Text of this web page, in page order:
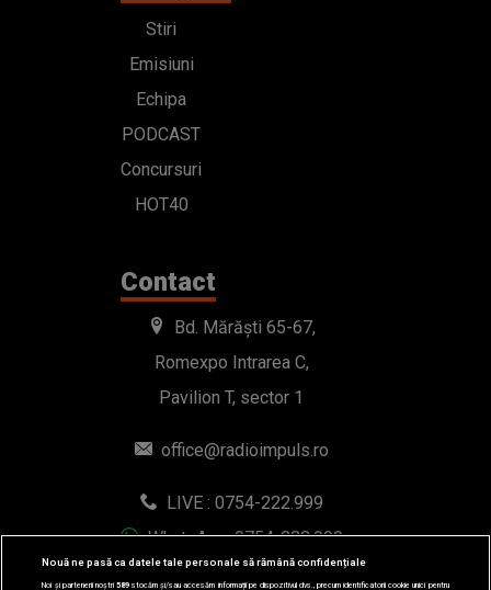
Stiri
Emisiuni
Echipa
PODCAST
Concursuri
HOT40
Contact
Bd. Mărăști 65-67,
Romexpo Intrarea C,
Pavilion T, sector 1
office@radioimpuls.ro
LIVE : 0754-222.999
WhatsApp: 0754-222.999
Nouă ne pasă ca datele tale personale să rămână confidențiale
Noi și partenerii noștri589stocăm și/sau accesăm informații pe dispozitivul dvs., precum identificatorii cookie unici pentru